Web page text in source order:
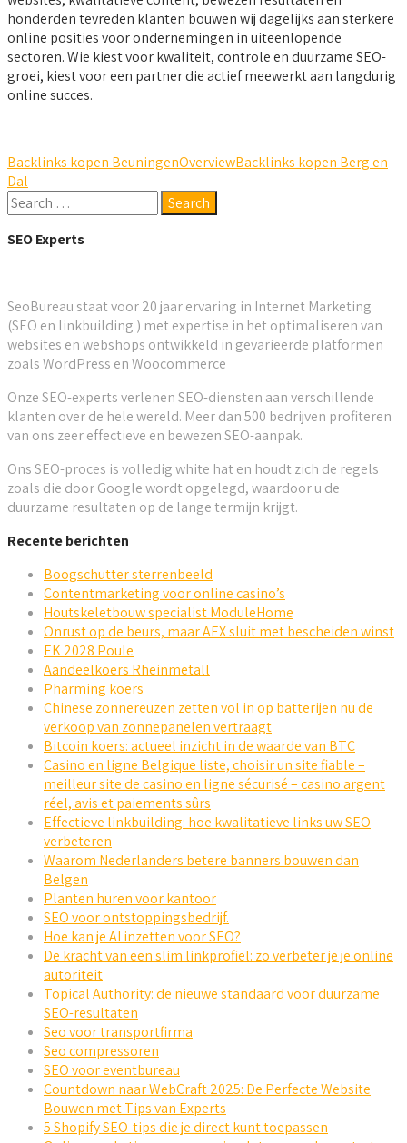
honderden tevreden klanten bouwen wij dagelijks aan sterkere
online posities voor ondernemingen in uiteenlopende
sectoren. Wie kiest voor kwaliteit, controle en duurzame SEO-
groei, kiest voor een partner die actief meewerkt aan langdurig
online succes.
Backlinks kopen BeuningenOverviewBacklinks kopen Berg en
Dal
SEO Experts
SeoBureau staat voor 20 jaar ervaring in Internet Marketing
(SEO en linkbuilding ) met expertise in het optimaliseren van
websites en webshops ontwikkeld in gevarieerde platformen
zoals WordPress en Woocommerce
Onze SEO-experts verlenen SEO-diensten aan verschillende
klanten over de hele wereld. Meer dan 500 bedrijven profiteren
van ons zeer effectieve en bewezen SEO-aanpak.
Ons SEO-proces is volledig white hat en houdt zich de regels
zoals die door Google wordt opgelegd, waardoor u de
duurzame resultaten op de lange termijn krijgt.
Recente berichten
Boogschutter sterrenbeeld
Contentmarketing voor online casino’s
Houtskeletbouw specialist ModuleHome
Onrust op de beurs, maar AEX sluit met bescheiden winst
EK 2028 Poule
Aandeelkoers Rheinmetall
Pharming koers
Chinese zonnereuzen zetten vol in op batterijen nu de
verkoop van zonnepanelen vertraagt
Bitcoin koers: actueel inzicht in de waarde van BTC
Casino en ligne Belgique liste, choisir un site fiable –
meilleur site de casino en ligne sécurisé – casino argent
réel, avis et paiements sûrs
Effectieve linkbuilding: hoe kwalitatieve links uw SEO
verbeteren
Waarom Nederlanders betere banners bouwen dan
Belgen
Planten huren voor kantoor
SEO voor ontstoppingsbedrijf.
Hoe kan je AI inzetten voor SEO?
De kracht van een slim linkprofiel: zo verbeter je je online
autoriteit
Topical Authority: de nieuwe standaard voor duurzame
SEO-resultaten
Seo voor transportfirma
Seo compressoren
SEO voor eventbureau
Countdown naar WebCraft 2025: De Perfecte Website
Bouwen met Tips van Experts
5 Shopify SEO-tips die je direct kunt toepassen